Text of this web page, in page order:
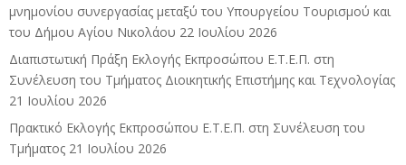
μνημονίου συνεργασίας μεταξύ του Υπουργείου Τουρισμού και
του Δήμου Αγίου Νικολάου 22 Ιουλίου 2026
Διαπιστωτική Πράξη Εκλογής Εκπροσώπου Ε.Τ.Ε.Π. στη
Συνέλευση του Τμήματος Διοικητικής Επιστήμης και Τεχνολογίας
21 Ιουλίου 2026
Πρακτικό Εκλογής Εκπροσώπου Ε.Τ.Ε.Π. στη Συνέλευση του
Τμήματος 21 Ιουλίου 2026